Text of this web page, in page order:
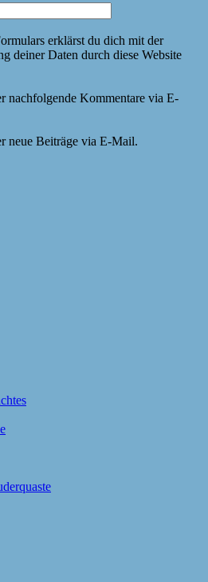
erklärst du dich mit der
deiner Daten durch diese Website
nachfolgende Kommentare via E-
neue Beiträge via E-Mail.